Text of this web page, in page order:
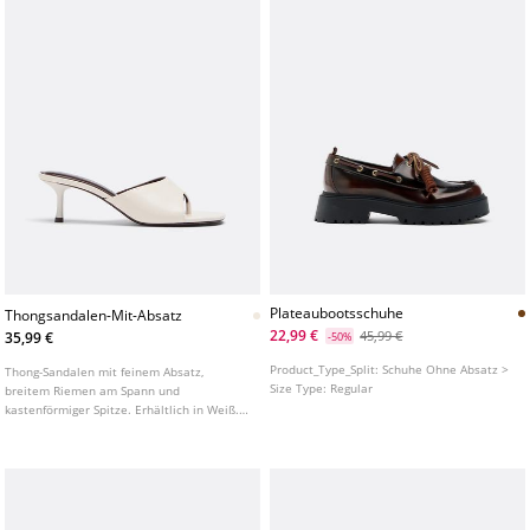
Thongsandalen-Mit-Absatz
35,99 €
Thong-Sandalen mit feinem Absatz,
breitem Riemen am Spann und
kastenförmiger Spitze. Erhältlich in Weiß.
Plateaubootsschuhe
22,99 €
-50% 45,99 €
Product_Type_Split:Schuhe Ohne Absatz >
Size Type: Regular